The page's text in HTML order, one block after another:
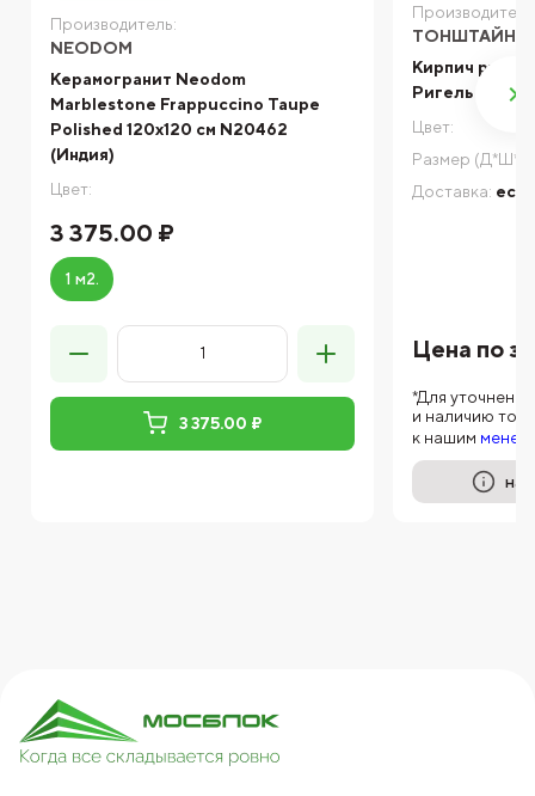
Производитель:
NEODOM
Керамогранит Neodom
Marblestone Frappuccino Taupe
Polished 120x120 см N20462
(Индия)
Цвет:
3 375.00 ₽
1 м2.
3 375.00 ₽
ТОНШТАЙН
Кирпич
Ригель LS
Цвет:
Размер
Доставка: есть
Цена по
*Для
и наличию
к нашим
на